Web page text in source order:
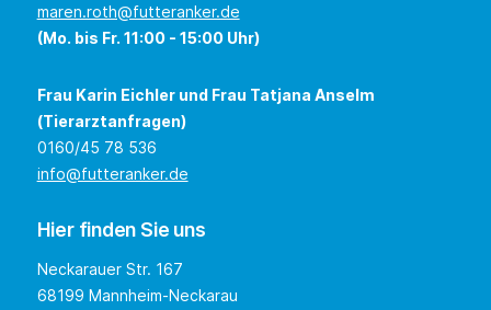
maren.roth@futteranker.de
(Mo. bis Fr. 11:00 - 15:00 Uhr)
Frau Karin Eichler und Frau Tatjana Anselm
(Tierarztanfragen)
0160/45 78 536
info@futteranker.de
Hier finden Sie uns
Neckarauer Str. 167
68199 Mannheim-Neckarau